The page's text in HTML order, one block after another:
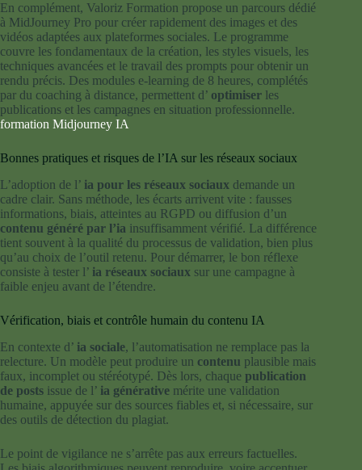
En complément, Valoriz Formation propose un parcours dédié
à MidJourney Pro pour créer rapidement des images et des
vidéos adaptées aux plateformes sociales. Le programme
couvre les fondamentaux de la création, les styles visuels, les
techniques avancées et le travail des prompts pour obtenir un
rendu précis. Des modules e-learning de 8 heures, complétés
par du coaching à distance, permettent d’ optimiser les
publications et les campagnes en situation professionnelle.
formation Midjourney IA
Bonnes pratiques et risques de l’IA sur les réseaux sociaux
L’adoption de l’ ia pour les réseaux sociaux demande un
cadre clair. Sans méthode, les écarts arrivent vite : fausses
informations, biais, atteintes au RGPD ou diffusion d’un
contenu généré par l’ia insuffisamment vérifié. La différence
tient souvent à la qualité du processus de validation, bien plus
qu’au choix de l’outil retenu. Pour démarrer, le bon réflexe
consiste à tester l’ ia réseaux sociaux sur une campagne à
faible enjeu avant de l’étendre.
Vérification, biais et contrôle humain du contenu IA
En contexte d’ ia sociale, l’automatisation ne remplace pas la
relecture. Un modèle peut produire un contenu plausible mais
faux, incomplet ou stéréotypé. Dès lors, chaque publication
de posts issue de l’ ia générative mérite une validation
humaine, appuyée sur des sources fiables et, si nécessaire, sur
des outils de détection du plagiat.
Le point de vigilance ne s’arrête pas aux erreurs factuelles.